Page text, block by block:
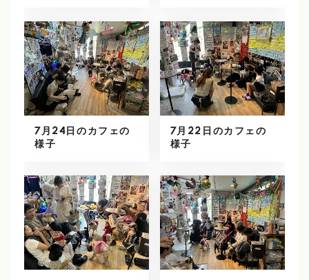
7月24日のカフェの
様子
7月22日のカフェの
様子